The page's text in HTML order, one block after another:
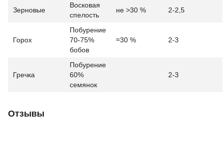
Зерновые
Восковая
спелость
не ˃30 % 2-2,5
Горох
Побурение
70-75%
бобов
≈30 % 2-3
Гречка
Побурение
60%
семянок
2-3
Отзывы